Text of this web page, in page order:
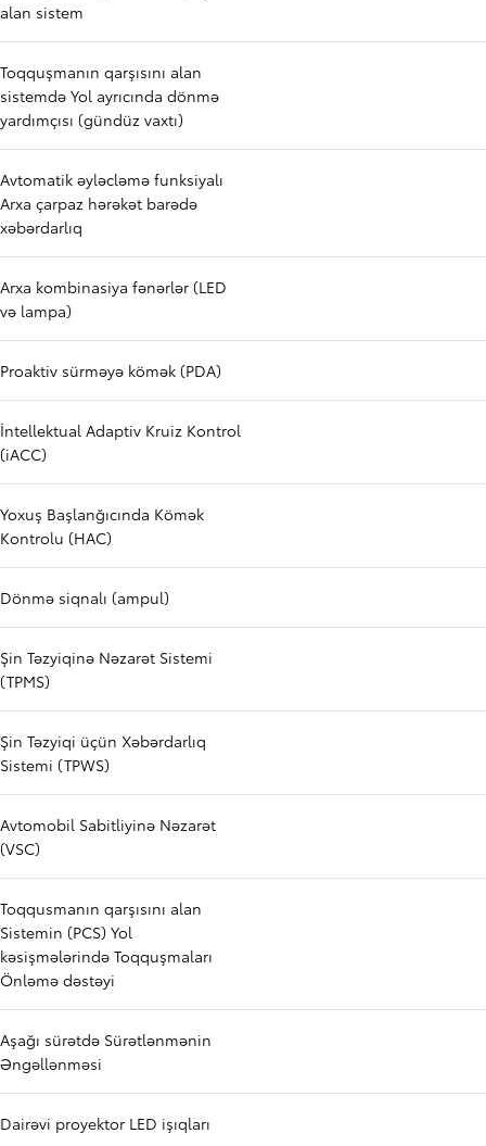
alan sistem
Toqquşmanın qarşısını alan
sistemdə Yol ayrıcında dönmə
yardımçısı (gündüz vaxtı)
Avtomatik əyləcləmə funksiyalı
Arxa çarpaz hərəkət barədə
xəbərdarlıq
Arxa kombinasiya fənərlər (LED
və lampa)
Proaktiv sürməyə kömək (PDA)
İntellektual Adaptiv Kruiz Kontrol
(iACC)
Yoxuş Başlanğıcında Kömək
Kontrolu (HAC)
Dönmə siqnalı (ampul)
Şin Təzyiqinə Nəzarət Sistemi
(TPMS)
Şin Təzyiqi üçün Xəbərdarlıq
Sistemi (TPWS)
Avtomobil Sabitliyinə Nəzarət
(VSC)
Toqqusmanın qarşısını alan
Sistemin (PCS) Yol
kəsişmələrində Toqquşmaları
Önləmə dəstəyi
Aşağı sürətdə Sürətlənmənin
Əngəllənməsi
Dairəvi proyektor LED işıqları